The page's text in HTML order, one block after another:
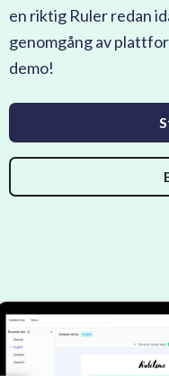
en riktig Ruler redan
genomgång av
demo!